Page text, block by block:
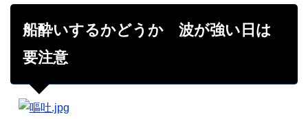
船酔いするかどうか 波が強い日は
要注意